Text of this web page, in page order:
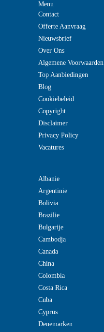
Menu
Contact
Offerte Aanvraag
Nieuwsbrief
Over Ons
Algemene Voorwaarden
Top Aanbiedingen
Blog
Cookiebeleid
Copyright
Disclaimer
Privacy Policy
Vacatures
Albanie
Argentinie
Bolivia
Brazilie
Bulgarije
Cambodja
Canada
China
Colombia
Costa Rica
Cuba
Cyprus
Denemarken